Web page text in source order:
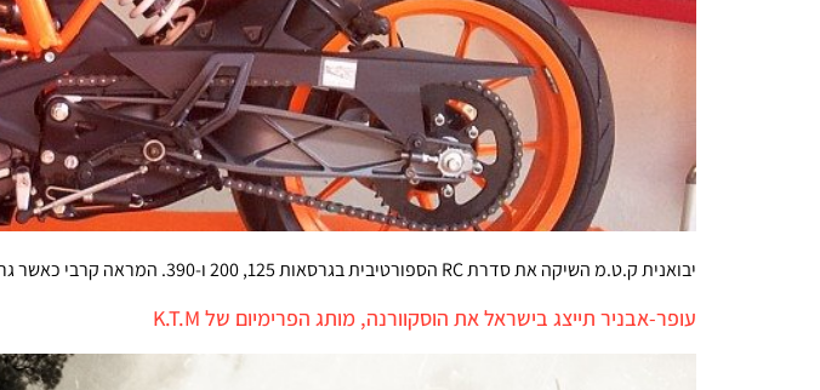
יבואנית ק.ט.מ השיקה את סדרת RC הספורטיבית בגרסאות 125, 200 ו-390. המראה קרבי כאשר גרסת ה-125 מתאימה לבעלי רישיון נהיגה הבסיסי A2
עופר-אבניר תייצג בישראל את הוסקוורנה, מותג הפרימיום של K.T.M